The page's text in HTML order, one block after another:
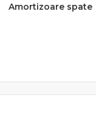
Amortizoare spate